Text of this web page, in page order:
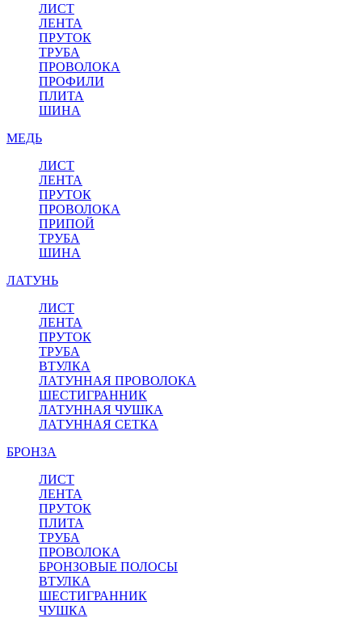
ЛИСТ
ЛЕНТА
ПРУТОК
ТРУБА
ПРОВОЛОКА
ПРОФИЛИ
ПЛИТА
ШИНА
МЕДЬ
ЛИСТ
ЛЕНТА
ПРУТОК
ПРОВОЛОКА
ПРИПОЙ
ТРУБА
ШИНА
ЛАТУНЬ
ЛИСТ
ЛЕНТА
ПРУТОК
ТРУБА
ВТУЛКА
ЛАТУННАЯ ПРОВОЛОКА
ШЕСТИГРАННИК
ЛАТУННАЯ ЧУШКА
ЛАТУННАЯ СЕТКА
БРОНЗА
ЛИСТ
ЛЕНТА
ПРУТОК
ПЛИТА
ТРУБА
ПРОВОЛОКА
БРОНЗОВЫЕ ПОЛОСЫ
ВТУЛКА
ШЕСТИГРАННИК
ЧУШКА